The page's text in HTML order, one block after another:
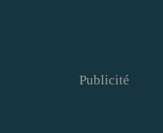
Publicité